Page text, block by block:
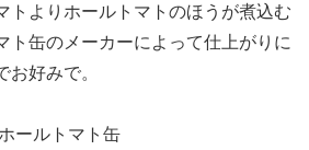
トよりホールトマトのほうが煮込む
ト缶のメーカーによって仕上がりに
お好みで。
ールトマト缶